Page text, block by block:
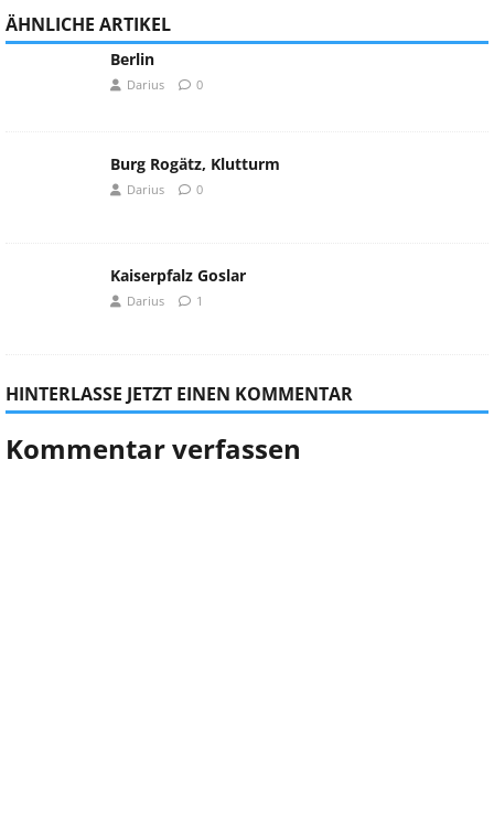
ÄHNLICHE ARTIKEL
Berlin
Darius 0
Burg Rogätz, Klutturm
Darius 0
Kaiserpfalz Goslar
Darius 1
HINTERLASSE JETZT EINEN KOMMENTAR
Kommentar verfassen